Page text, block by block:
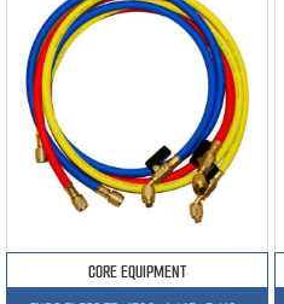
CORE EQUIPMENT